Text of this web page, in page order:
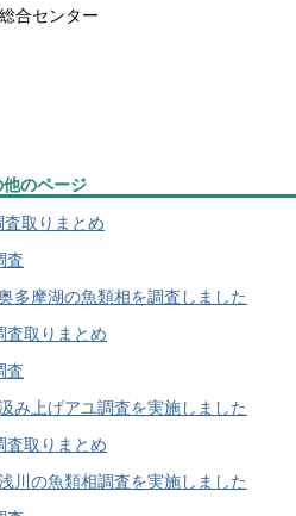
合センター
のページ
取りまとめ
査
多摩湖の魚類相を調査しました
査取りまとめ
査
み上げアユ調査を実施しました
査取りまとめ
川の魚類相調査を実施しました